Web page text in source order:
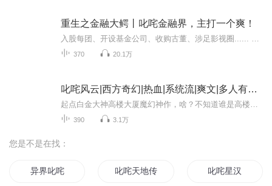
重生之金融大鳄丨叱咤金融界，主打一个爽！
370 20.1万
叱咤风云|西方奇幻|热血|系统流|爽文|多人有声剧
390 3.1万
您是不是在找：
异界叱咤 叱咤天地传 叱咤星汉